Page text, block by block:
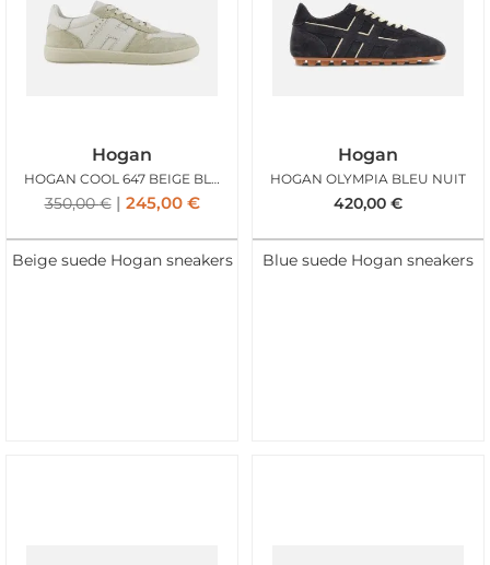
Hogan
HOGAN COOL 647 BEIGE BLANC
350,00€ 245,00 €
Beige suede Hogan sneakers
Hogan
HOGAN OLYMPIA BLEU NUIT
420,00 €
Blue suede Hogan sneakers